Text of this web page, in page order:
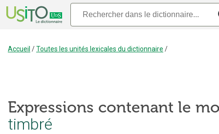
Accueil /Toutes les unités lexicales du dictionnaire /
Expressions contenant le
timbré